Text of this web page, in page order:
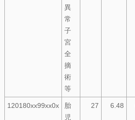
異
常
子
宮
全
摘
術
等
120180xx99xx0x
胎
児
27 6.48